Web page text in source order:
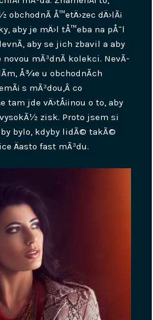
Å™etÄ›zec dÄ›lÃ¡
aby je mÄ›l tÅ™eba na pÅ¯l
aby se jich zbavil a aby
mÃ³dnÃ­ kolekci. NevÃ­
Å¾e u obchodnÃ­ch
s mÃ³dou,Â co
jde vÄ›tÅ¡inou o to, aby
zisk. Proto jsem si
bylo, kdyby lidÃ© takÃ©
Äasto fast mÃ³du.